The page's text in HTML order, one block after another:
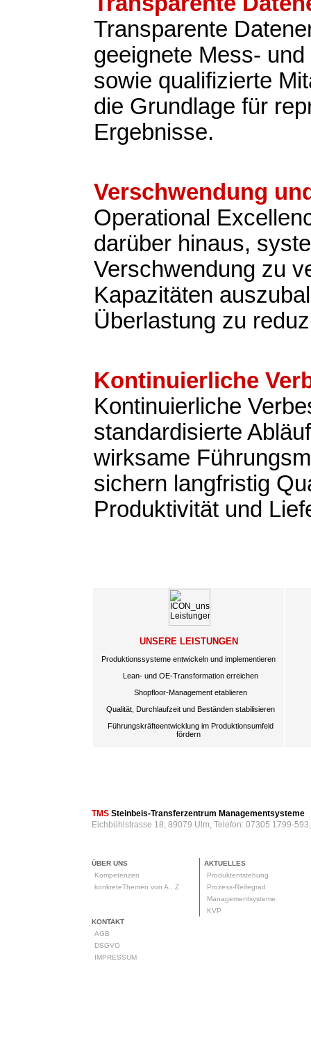
Transparente
geeignete Mess-
sowie qualifizierte
die Grundlage für
Ergebnisse.
Verschwendung
Operational
darüber hinaus,
Verschwendung zu
Kapazitäten
Überlastung zu
Kontinuierliche
Kontinuierliche
standardisierte
wirksame
sichern langfristig
Produktivität und
UNSERE LEISTUNGEN
Produktionssysteme entwickeln und implementieren
Lean- und OE-Transformation erreichen
Shopfloor-Management etablieren
Qualität, Durchlaufzeit und Beständen stabilisieren
Führungskräfteentwicklung im Produktionsumfeld
fördern
TMS Steinbeis-Transferzentrum Managementsysteme
Eichbühlstrasse 18, 89079 Ulm, Telefon: 07305 1799-
ÜBER UNS
Kompetenzen
konkreteThemen von A...Z
AKTUELLES
Produktentstehung
Prozess-Reifegrad
Managementsysteme
KVP
KONTAKT
AGB
DSGVO
IMPRESSUM